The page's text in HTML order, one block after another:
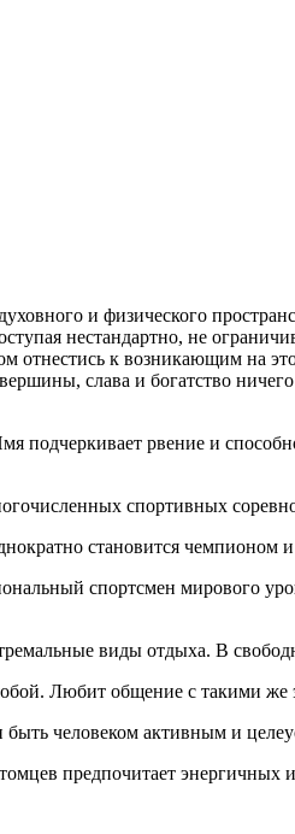
и физического
нестандартно, не
к возникающим на
слава и богатство
рвение и
спортивных
становится чемпионом
спортсмен мирового
виды отдыха. В
Любит общение с такими
человеком активным и
предпочитает